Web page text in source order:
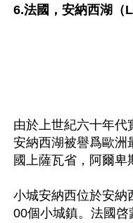
6.法國，安納西湖（
由於上世紀六十年代
安納西湖被譽爲歐洲
國上薩瓦省，阿爾卑
小城安納西位於安納
00個小城鎮。法國